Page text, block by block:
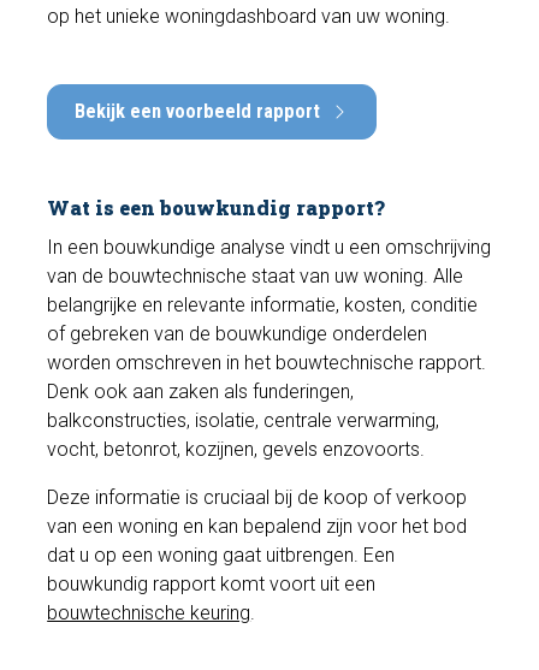
op het unieke woningdashboard van uw woning.
Bekijk een voorbeeld rapport
Wat is een bouwkundig rapport?
In een bouwkundige analyse vindt u een omschrijving
van de bouwtechnische staat van uw woning. Alle
belangrijke en relevante informatie, kosten, conditie
of gebreken van de bouwkundige onderdelen
worden omschreven in het bouwtechnische rapport.
Denk ook aan zaken als funderingen,
balkconstructies, isolatie, centrale verwarming,
vocht, betonrot, kozijnen, gevels enzovoorts.
Deze informatie is cruciaal bij de koop of verkoop
van een woning en kan bepalend zijn voor het bod
dat u op een woning gaat uitbrengen. Een
bouwkundig rapport komt voort uit een
bouwtechnische keuring